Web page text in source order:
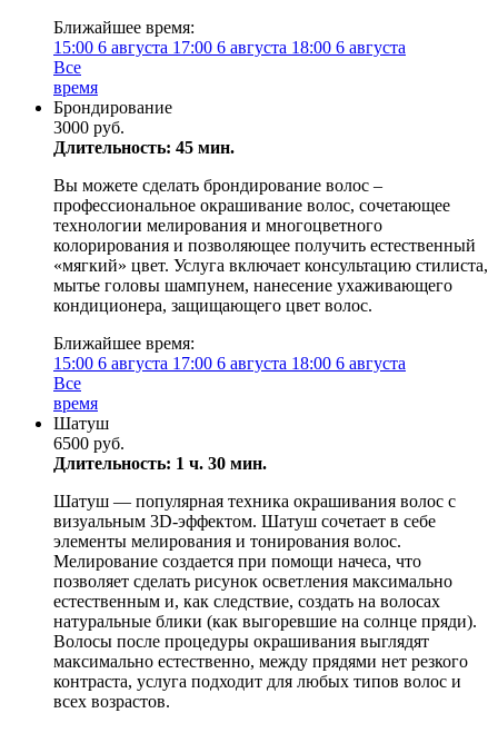
Ближайшее время:
15:00 6 августа 17:00 6 августа 18:00 6 августа
Все
время
Брондирование
3000 руб.
Длительность: 45 мин.
Вы можете сделать брондирование волос –
профессиональное окрашивание волос, сочетающее
технологии мелирования и многоцветного
колорирования и позволяющее получить естественный
«мягкий» цвет. Услуга включает консультацию стилиста,
мытье головы шампунем, нанесение ухаживающего
кондиционера, защищающего цвет волос.
Ближайшее время:
15:00 6 августа 17:00 6 августа 18:00 6 августа
Все
время
Шатуш
6500 руб.
Длительность: 1 ч. 30 мин.
Шатуш — популярная техника окрашивания волос с
визуальным 3D-эффектом. Шатуш сочетает в себе
элементы мелирования и тонирования волос.
Мелирование создается при помощи начеса, что
позволяет сделать рисунок осветления максимально
естественным и, как следствие, создать на волосах
натуральные блики (как выгоревшие на солнце пряди).
Волосы после процедуры окрашивания выглядят
максимально естественно, между прядями нет резкого
контраста, услуга подходит для любых типов волос и
всех возрастов.